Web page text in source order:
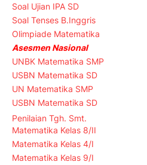
Soal Ujian IPA SD
Soal Tenses B.Inggris
Olimpiade Matematika
Asesmen Nasional
UNBK Matematika SMP
USBN Matematika SD
UN Matematika SMP
USBN Matematika SD
Penilaian Tgh. Smt.
Matematika Kelas 8/II
Matematika Kelas 4/I
Matematika Kelas 9/I